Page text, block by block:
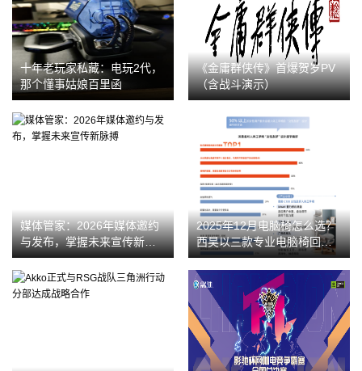
十年老玩家私藏：电玩2代，
那个懂事姑娘百里函
《金庸群侠传》首爆贺岁PV
（含战斗演示）
媒体管家：2026年媒体邀约
与发布，掌握未来宣传新脉
搏
2025年12月电脑椅怎么选？
西昊以三款专业电脑椅回应
女性与久坐人群的真实需求